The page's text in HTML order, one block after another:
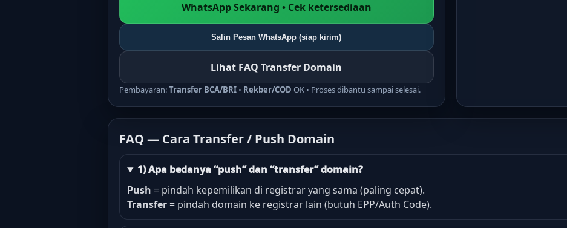
WhatsApp Sekarang • Cek ketersediaan
Salin Pesan WhatsApp (siap kirim)
Lihat FAQ Transfer Domain
Pembayaran:Transfer BCA/BRI • Rekber/COD OK • Proses dibantu sampai selesai.
FAQ — Cara Transfer / Push Domain
1) Apa bedanya “push” dan “transfer” domain?
Push = pindah kepemilikan di registrar yang sama (paling cepat).
Transfer = pindah domain ke registrar lain (butuh EPP/Auth Code).